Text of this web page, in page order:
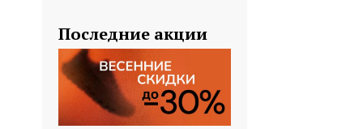
Последние акции